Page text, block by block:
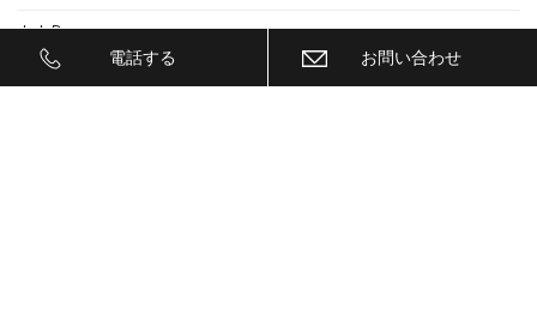
ＩＩＤ
ＩＮＮＯ
電話する お問い合わせ